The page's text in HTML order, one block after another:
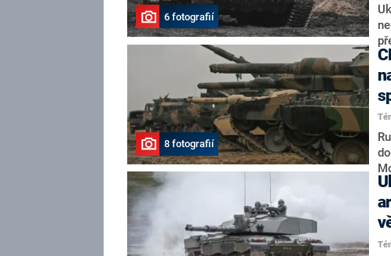
6 fotografií
8 fotografií